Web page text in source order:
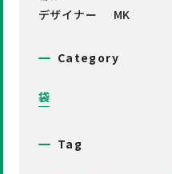
デザイナー MK
Category
袋
Tag